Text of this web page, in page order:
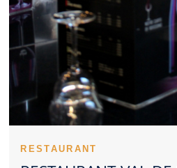
parfaitement aux repas à deux. La
améliore la perception d’un
Restaurant Val de Marne propre
clients. L’expérience dans un
d’un ensemble cohérent de critères.
Un Restaurant Val de Marne peut
satisfaction qu’il procure. La
Marne peut se comprendre dès le
Restaurant Val de Marne servi par
rassure rapidement. Le respect des
valorise souvent le savoir-faire d’un
RESTAURANT